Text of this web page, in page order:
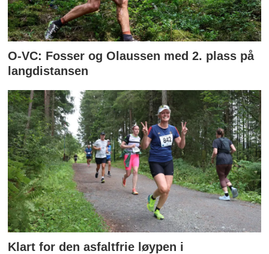
O-VC: Fosser og Olaussen med 2. plass på
langdistansen
Klart for den asfaltfrie løypen i